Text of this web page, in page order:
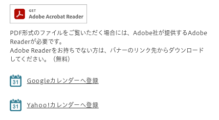
PDF形式のファイルをご覧いただく場合には、Adobe社が提供するAdobe
Readerが必要です。
Adobe Readerをお持ちでない方は、バナーのリンク先からダウンロード
してください。（無料）
Googleカレンダーへ登録
Yahoo!カレンダーへ登録